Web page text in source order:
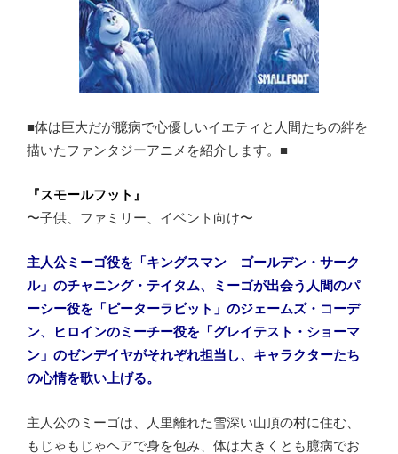
■体は巨大だが臆病で心優しいイエティと人間たちの絆を
描いたファンタジーアニメを紹介します。■
『スモールフット』
〜子供、ファミリー、イベント向け〜
主人公ミーゴ役を「キングスマン ゴールデン・サーク
ル」のチャニング・テイタム、ミーゴが出会う人間のパ
ーシー役を「ピーターラビット」のジェームズ・コーデ
ン、ヒロインのミーチー役を「グレイテスト・ショーマ
ン」のゼンデイヤがそれぞれ担当し、キャラクターたち
の心情を歌い上げる。
主人公のミーゴは、人里離れた雪深い山頂の村に住む、
もじゃもじゃヘアで身を包み、体は大きくとも臆病でお